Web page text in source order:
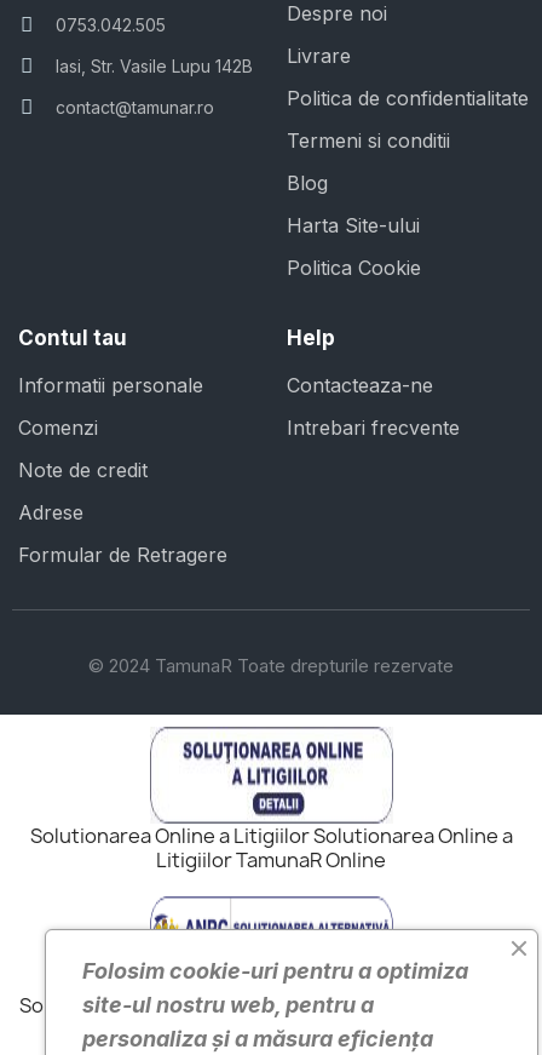
0753.042.505
Iasi, Str. Vasile Lupu 142B
contact@tamunar.ro
Despre noi
Livrare
Politica de confidentialitate
Termeni si conditii
Blog
Harta Site-ului
Politica Cookie
Contul tau
Informatii personale
Comenzi
Note de credit
Adrese
Formular de Retragere
Help
Contacteaza-ne
Intrebari frecvente
© 2024 TamunaR Toate drepturile rezervate
Solutionarea Online a Litigiilor Solutionarea Online a
Litigiilor TamunaR Online
Solutionarea Alternativa a Litigiilor ANPC Solutionarea
Alternativa a Litigiilor TamunaR
Folosim cookie-uri pentru a optimiza
site-ul nostru web, pentru a
personaliza și a măsura eficiența